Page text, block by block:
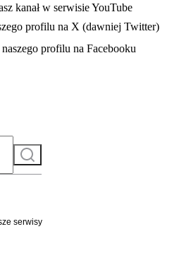
w nowej karcie
kanał w serwisie YouTube
profilu na X (dawniej Twitter)
się w nowej karcieprofilu na Facebooku
Szukaj
serwisu
serwisy